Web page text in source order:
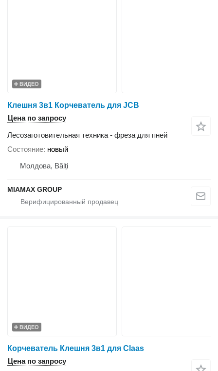
ВИДЕО
Клешня 3в1 Корчеватель для JCB
Цена по запросу
Лесозаготовительная техника - фреза для пней
Состояние новый
Молдова, Bălți
MIAMAX GROUP
ВИДЕО
Корчеватель Клешня 3в1 для Сlaas
Цена по запросу